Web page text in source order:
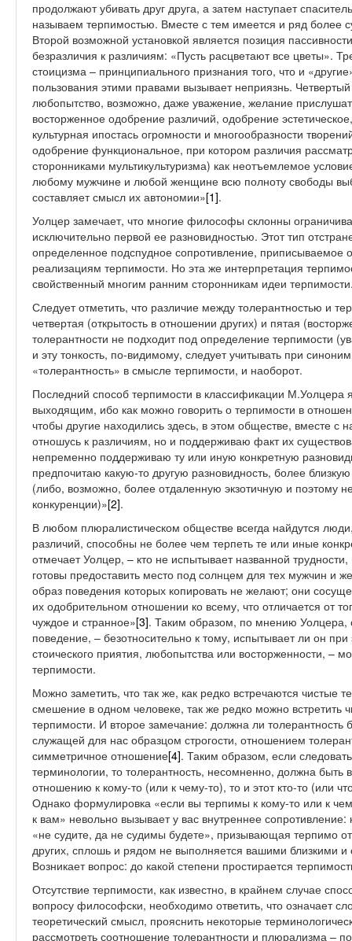
продолжают убивать друг друга, а затем наступает
называем терпимостью. Вместе с тем имеется и ряд более
Второй возможной установкой является позиция
безразличия к различиям: «Пусть расцветают все цветы».
стоицизма – принципиального признания того, что и
пользования этими правами вызывает неприязнь.
любопытство, возможно, даже уважение, желание
восторженное одобрение различий, одобрение
культурная ипостась огромности и многообразности
одобрение функциональное, при котором различия
сторонниками мультикультуризма) как неотъемлемое
любому мужчине и любой женщине всю полноту свободы
составляет смысл их автономии»[1].
Уолцер замечает, что многие философы склонны
исключительно первой ее разновидностью. Этот тип
определенное подспудное сопротивление,
реализациям терпимости. Но эта же интерпретация
свойственный многим ранним сторонникам идеи
Следует отметить, что различие между толерантностью и
четвертая (открытость в отношении других) и пятая
толерантности не подходит под определение терпимости
и эту тонкость, по-видимому, следует учитывать при
«толерантность» в смысле терпимости, и наоборот.
Последний способ терпимости в классификации М.Уолцера
выходящим, ибо как можно говорить о терпимости в
чтобы другие находились здесь, в этом обществе, вместе с
отношусь к различиям, но и поддерживаю факт их
непременно поддерживаю ту или иную конкретную
предпочитаю какую-то другую разновидность, более
(либо, возможно, более отдаленную экзотичную и поэтому
конкуренции)»[2].
В любом плюралистическом обществе всегда найдутся
различий, способны не более чем терпеть те или иные
отмечает Уолцер, – кто не испытывает названной
готовы предоставить место под солнцем для тех мужчин и
образ поведения которых копировать не желают; они
их одобрительном отношении ко всему, что отличается от
чуждое и странное»[3]. Таким образом, по мнению Уолцера,
поведение, – безотносительно к тому, испытывает ли он при
стоического приятия, любопытства или восторженности, –
терпимости.
Можно заметить, что так же, как редко встречаются
смешение в одном человеке, так же редко можно встретить
терпимости. И второе замечание: должна ли
служащей для нас образцом строгости, отношением
симметричное отношение[4]. Таким образом, если
терминологии, то толерантность, несомненно, должна быть
отношению к кому-то (или к чему-то), то и этот кто-то (или
Однако формулировка «если вы терпимы к кому-то или к
к вам» невольно вызывает у вас внутреннее сопротивление:
«не судите, да не судимы будете», призывающая терпимо
других, сплошь и рядом не выполняется вашими близкими
Возникает вопрос: до какой степени простирается
Отсутствие терпимости, как известно, в крайнем случае
вопросу философски, необходимо ответить, что означает
теоретический смысл, прояснить некоторые
рассмотреть соотношение толерантности и плюрализма –